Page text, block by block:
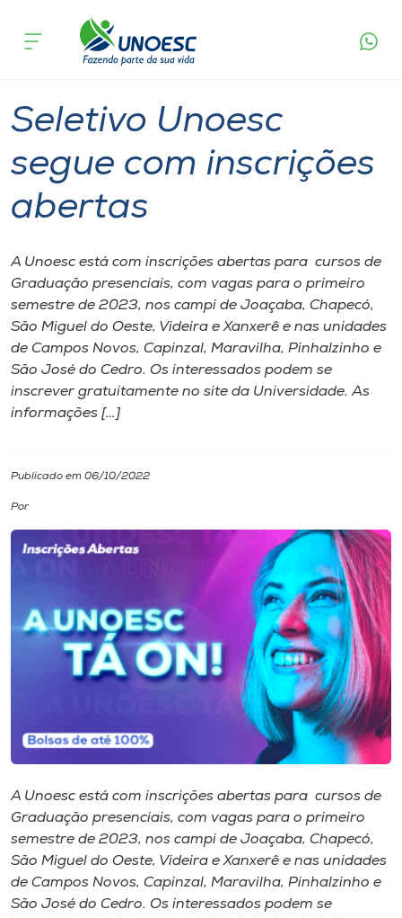
Cursos
Atendimento ao Estudante
Portal de Ensino
A
Unoesc
Internacionalização
Cultura
CPA
Biblioteca
Rádio
Museu
Unoesc
Store
acontece
Seletivo Unoesc
segue com inscrições
abertas
A Unoesc está com inscrições abertas para cursos de
Graduação presenciais, com vagas para o primeiro
semestre de 2023, nos campi de Joaçaba, Chapecó,
São Miguel do Oeste, Videira e Xanxerê e nas unidades
de Campos Novos, Capinzal, Maravilha, Pinhalzinho e
São José do Cedro. Os interessados podem se
inscrever gratuitamente no site da Universidade. As
informações […]
Publicado em 06/10/2022
Por
A Unoesc está com inscrições abertas para cursos de
Graduação presenciais, com vagas para o primeiro
semestre de 2023, nos campi de Joaçaba, Chapecó,
São Miguel do Oeste, Videira e Xanxerê e nas unidades
de Campos Novos, Capinzal, Maravilha, Pinhalzinho e
São José do Cedro. Os interessados podem se